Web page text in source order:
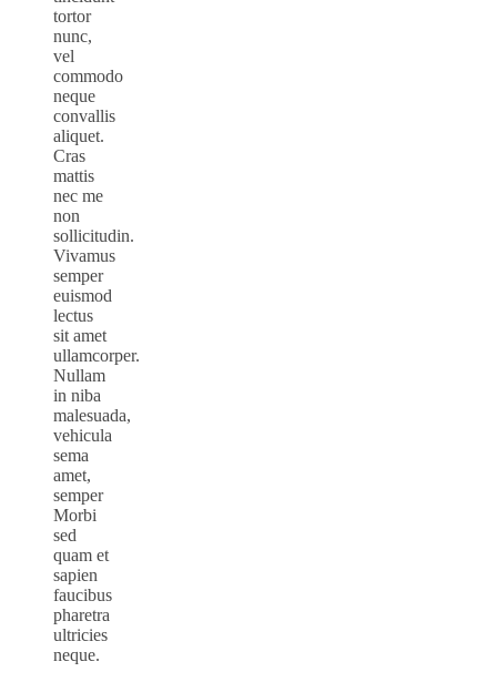
tortor
nunc,
vel
commodo
neque
convallis
aliquet.
Cras
mattis
nec me
non
sollicitudin.
Vivamus
semper
euismod
lectus
sit amet
ullamcorper.
Nullam
in niba
malesuada,
vehicula
sema
amet,
semper
Morbi
sed
quam et
sapien
faucibus
pharetra
ultricies
neque.